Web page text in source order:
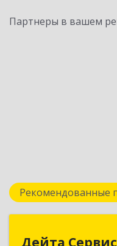
Партнеры в вашем
Рекомендованные
Дейта Сервис